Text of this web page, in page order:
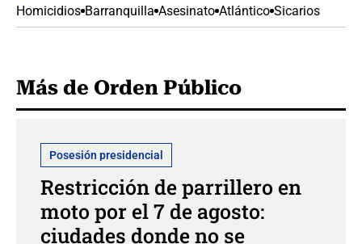
Homicidios Barranquilla Asesinato Atlántico Sicarios
Más de Orden Público
Posesión presidencial
Restricción de parrillero en
moto por el 7 de agosto:
ciudades donde no se